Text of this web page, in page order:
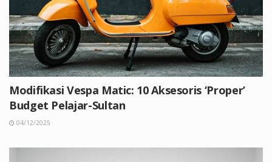
Modifikasi Vespa Matic: 10 Aksesoris ‘Proper’
Budget Pelajar-Sultan
04/12/2025